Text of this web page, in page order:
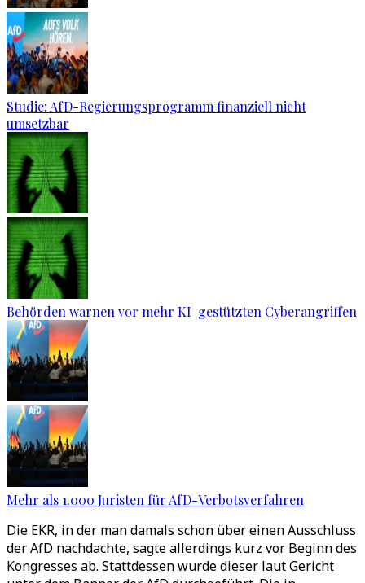
Studie: AfD-Regierungsprogramm finanziell nicht
umsetzbar
Behörden warnen vor mehr KI-gestützten Cyberangriffen
Mehr als 1.000 Juristen für AfD-Verbotsverfahren
Die EKR, in der man damals schon über einen Ausschluss
der AfD nachdachte, sagte allerdings kurz vor Beginn des
Kongresses ab. Stattdessen wurde dieser laut Gericht